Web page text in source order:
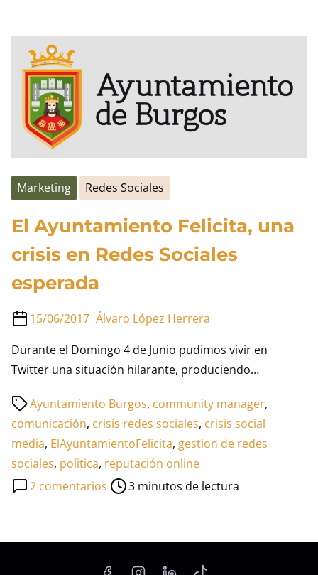
Marketing Redes Sociales
El Ayuntamiento Felicita, una
crisis en Redes Sociales
esperada
15/06/2017 Álvaro López Herrera
Durante el Domingo 4 de Junio pudimos vivir en
Twitter una situación hilarante, produciendo…
Ayuntamiento Burgos, community manager,
comunicación, crisis redes sociales, crisis social
media, ElAyuntamientoFelicita, gestion de redes
sociales, politica, reputación online
2 comentarios en
Felicita,
una
Tiempo
de
lectura
de
la
3 minutos de lectura